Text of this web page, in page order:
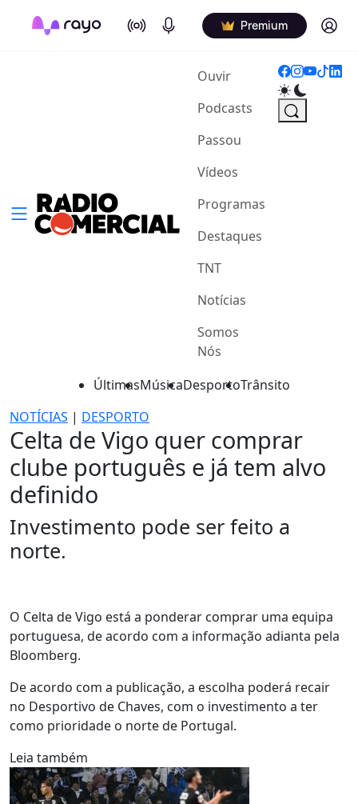
On Air Podcasts Premium Log in
Ouvir(current)
Podcasts
Passou
Vídeos
Programas
Destaques
TNT
Notícias
Somos
Nós
ÚltimasMúsicaDesportoTrânsito
NOTÍCIAS | DESPORTO
Celta de Vigo quer comprar
clube português e já tem alvo
definido
Investimento pode ser feito a
norte.
O Celta de Vigo está a ponderar comprar uma equipa
portuguesa, de acordo com a informação adianta pela
Bloomberg.
De acordo com a publicação, a escolha poderá recair
no Desportivo de Chaves, com o investimento a ter
como prioridade o norte de Portugal.
Leia também